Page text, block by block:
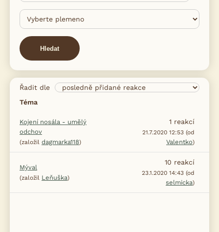
Hledat
Řadit dle
Téma
Kojení nosála - umělý
odchov
(založil dagmarka118)
1 reakcí
21.7.2020 12:53 (od
Valentko)
Mýval
(založil Leňuška)
10 reakcí
23.1.2020 14:43 (od
selmicka)